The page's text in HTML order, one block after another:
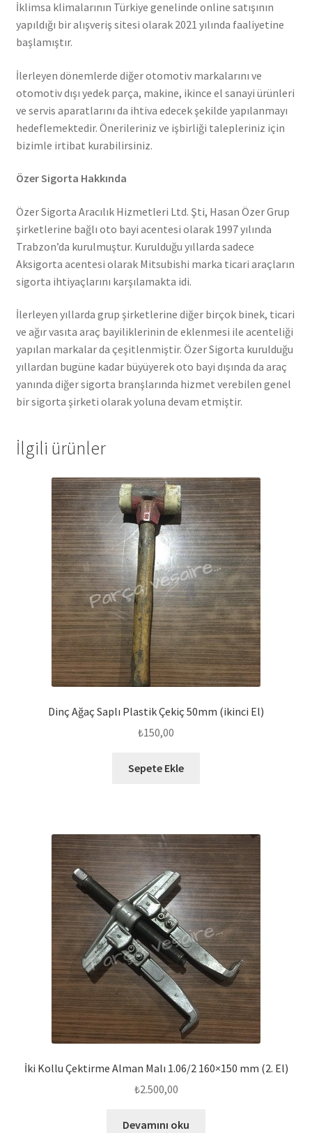
İklimsa klimalarının Türkiye genelinde online satışının
yapıldığı bir alışveriş sitesi olarak 2021 yılında faaliyetine
başlamıştır.
İlerleyen dönemlerde diğer otomotiv markalarını ve
otomotiv dışı yedek parça, makine, ikince el sanayi ürünleri
ve servis aparatlarını da ihtiva edecek şekilde yapılanmayı
hedeflemektedir. Önerileriniz ve işbirliği talepleriniz için
bizimle irtibat kurabilirsiniz.
Özer Sigorta Hakkında
Özer Sigorta Aracılık Hizmetleri Ltd. Şti, Hasan Özer Grup
şirketlerine bağlı oto bayi acentesi olarak 1997 yılında
Trabzon’da kurulmuştur. Kurulduğu yıllarda sadece
Aksigorta acentesi olarak Mitsubishi marka ticari araçların
sigorta ihtiyaçlarını karşılamakta idi.
İlerleyen yıllarda grup şirketlerine diğer birçok binek, ticari
ve ağır vasıta araç bayiliklerinin de eklenmesi ile acenteliği
yapılan markalar da çeşitlenmiştir. Özer Sigorta kurulduğu
yıllardan bugüne kadar büyüyerek oto bayi dışında da araç
yanında diğer sigorta branşlarında hizmet verebilen genel
bir sigorta şirketi olarak yoluna devam etmiştir.
İlgili ürünler
Dinç Ağaç Saplı Plastik Çekiç 50mm (ikinci El)
₺150,00
Sepete Ekle
İki Kollu Çektirme Alman Malı 1.06/2 160×150 mm (2. El)
₺2.500,00
Devamını oku